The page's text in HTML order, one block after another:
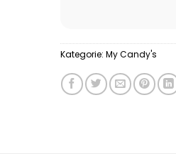
Kategorie: My Candy's